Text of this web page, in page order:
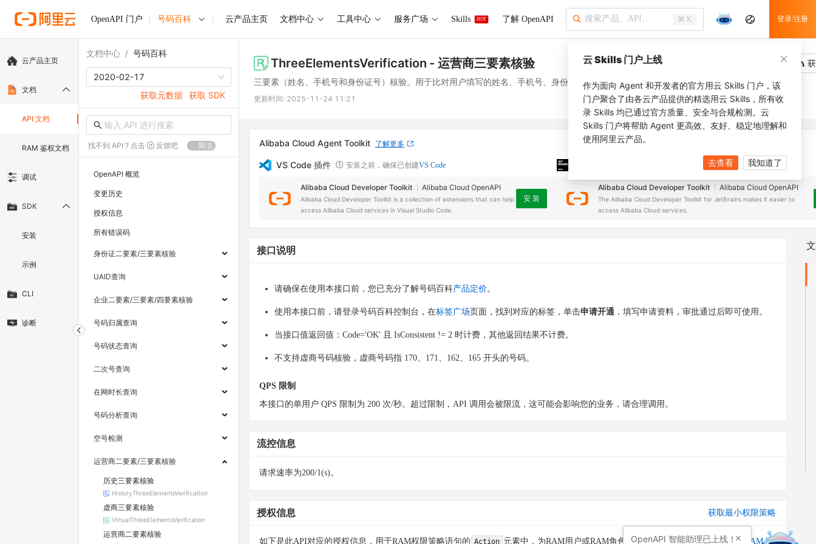
OpenAPI 门户 号码百科 云产品主页 文档中心 工具中心 服务广场 Skills HOT 了解 OpenAPI ⌘ K 登录/注册
云产品主页
文档
API 文档
RAM 鉴权文档
调试
SDK
安装
示例
CLI
诊断
文档中心 / 号码百科
2020-02-17
获取元数据 获取 SDK
找不到 API ? 点击 反馈吧 简洁
OpenAPI 概览
变更历史
授权信息
所有错误码
身份证二要素/三要素核验
UAID查询
企业二要素/三要素/四要素核验
号码归属查询
号码状态查询
二次号查询
在网时长查询
号码分析查询
空号检测
运营商二要素/三要素核验
历史三要素核验
HistoryThreeElementsVerification
虚商三要素核验
VirtualThreeElementsVerification
运营商二要素核验
ThreeElementsVerification - 运营商三要素核验
三要素（姓名、手机号和身份证号）核验。用于比对用户填写的姓名、手机号、身份证号三个信息是否属于同一用户。
更新时间: 2025-11-24 11:21
Alibaba Cloud Agent Toolkit 了解更多
VS Code 插件 安装之前，确保已创建VS Code
Alibaba Cloud Developer Toolkit Alibaba Cloud OpenAPI
Alibaba Cloud Developer Toolkit is a collection of extensions that can help
access Alibaba Cloud services in Visual Studio Code.
安 装
安装之前，确保已创建JetBrains IDE
Alibaba Cloud Developer Toolkit Alibaba Cloud OpenAPI
The Alibaba Cloud Developer Toolkit for JetBrains makes it easier to
access Alibaba Cloud services.
接口说明
请确保在使用本接口前，您已充分了解号码百科产品定价。
使用本接口前，请登录号码百科控制台，在标签广场页面，找到对应的标签，单击申请开通 ，填写申请资料，审批通过后即可使用。
当接口值返回值：Code='OK' 且 IsConsistent != 2 时计费，其他返回结果不计费。
不支持虚商号码核验，虚商号码指 170、171、162、165 开头的号码。
QPS 限制
本接口的单用户 QPS 限制为 200 次/秒。超过限制，API 调用会被限流，这可能会影响您的业务，请合理调用。
流控信息
请求速率为200/1(s)。
授权信息 获取最小权限策略
如下是此API对应的授权信息，用于RAM权限策略语句的 Action 元素中，为RAM用户或RAM角色授予调用此API的权限。请通过 RAM 访
云 Skills 门户上线
作为面向 Agent 和开发者的官方用云 Skills 门户，该
门户聚合了由各云产品提供的精选用云 Skills，所有收
录 Skills 均已通过官方质量、安全与合规检测。云
Skills 门户将帮助 Agent 更高效、友好、稳定地理解和
使用阿里云产品。
去查看 我知道了
OpenAPI 智能助理已上线！